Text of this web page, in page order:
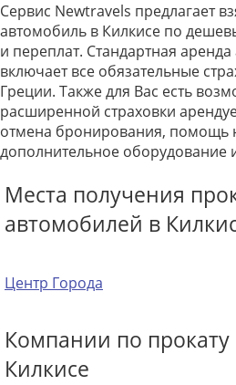
Сервис Newtravels предлагает
автомобиль в Килкисе по
и переплат. Стандартная
включает все обязательные
Греции. Также для Вас есть
расширенной страховки
отмена бронирования, помощь
дополнительное оборудование
Места получения
автомобилей в
Центр Города
Компании по
Килкисе